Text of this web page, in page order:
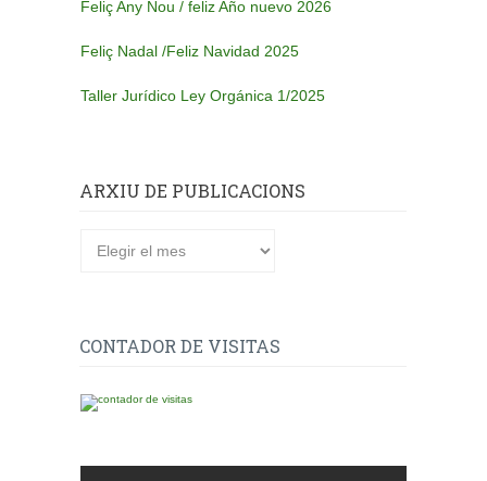
Feliç Any Nou / feliz Año nuevo 2026
Feliç Nadal /Feliz Navidad 2025
Taller Jurídico Ley Orgánica 1/2025
ARXIU DE PUBLICACIONS
CONTADOR DE VISITAS